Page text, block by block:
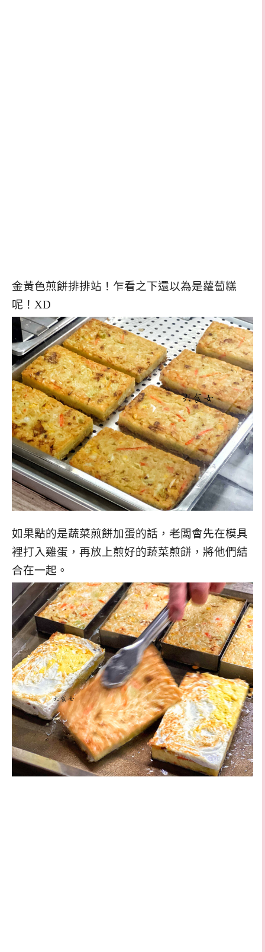
金黃色煎餅排排站！乍看之下還以為是蘿蔔糕
呢！XD
如果點的是蔬菜煎餅加蛋的話，老闆會先在模具
裡打入雞蛋，再放上煎好的蔬菜煎餅，將他們結
合在一起。